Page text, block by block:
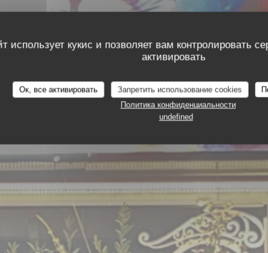
использует кукис и позволяет вам контролировать
активировать
Ок, все активировать Запретить использование cookies
Политика конфиденциальности
undefined